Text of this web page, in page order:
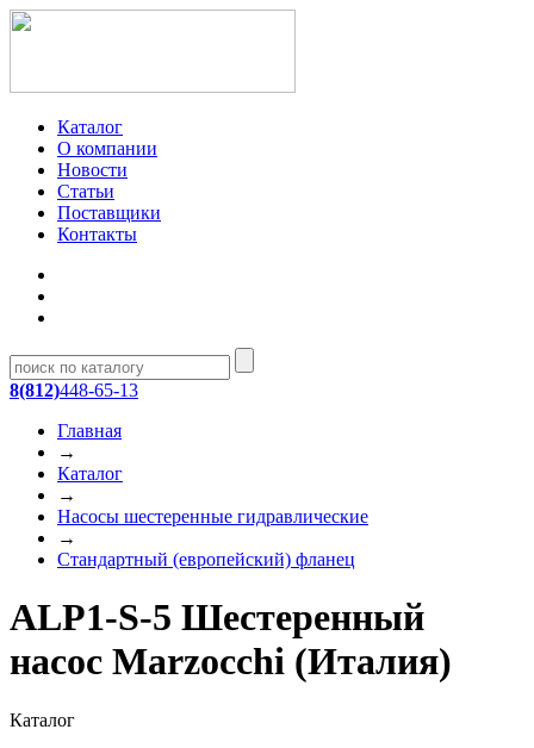
Каталог
О компании
Новости
Статьи
Поставщики
Контакты
8(812)448-65-13
Главная
→
Каталог
→
Насосы шестеренные гидравлические
→
Стандартный (европейский) фланец
ALP1-S-5 Шестеренный
насос Marzocchi (Италия)
Каталог